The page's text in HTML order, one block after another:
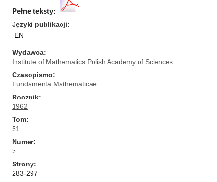
Pełne teksty:
Języki publikacji
EN
Wydawca
Institute of Mathematics Polish Academy of Sciences
Czasopismo
Fundamenta Mathematicae
Rocznik
1962
Tom
51
Numer
3
Strony
283-297